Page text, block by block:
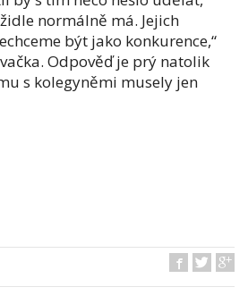
normálně má. Jejich
být jako konkurence,“
Odpověď je prý natolik
s kolegyněmi musely jen